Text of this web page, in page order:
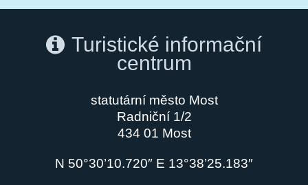
Turistické informační
centrum
statutární město Most
Radniční 1/2
434 01 Most
N 50°30’10.720″ E 13°38’25.183″